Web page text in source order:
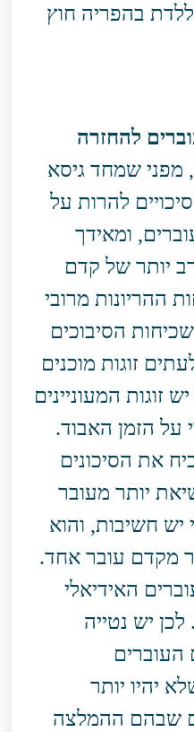
בהפריה חוץ
להחזרה
מפני שמחד גיסא
להרות על
ומאידך
יותר של קדם
ההריונות מרובי
הסיבוכים
זוגות מוכנים
זוגות המעוניינים
על הזמן האבוד.
את הסיכונים
יותר מעובר
חשיבות, והוא
מקדם עובר אחד.
האידיאלי
יש נטייה
יהיו יותר
שבהם ההמלצה